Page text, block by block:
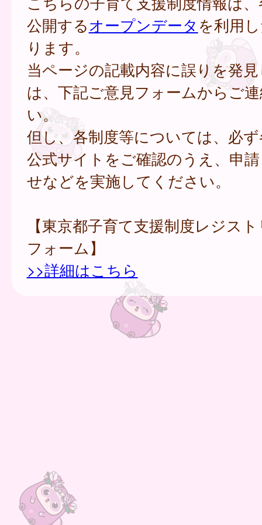
公開するオープンデータ を利用
ります。
当ページの記載内容に誤りを発
は、下記ご意見フォームからご
い。
但し、各制度等については、必
公式サイトをご確認のうえ、申
せなどを実施してください。
【東京都子育て支援制度レジス
フォーム】
>>詳細はこちら